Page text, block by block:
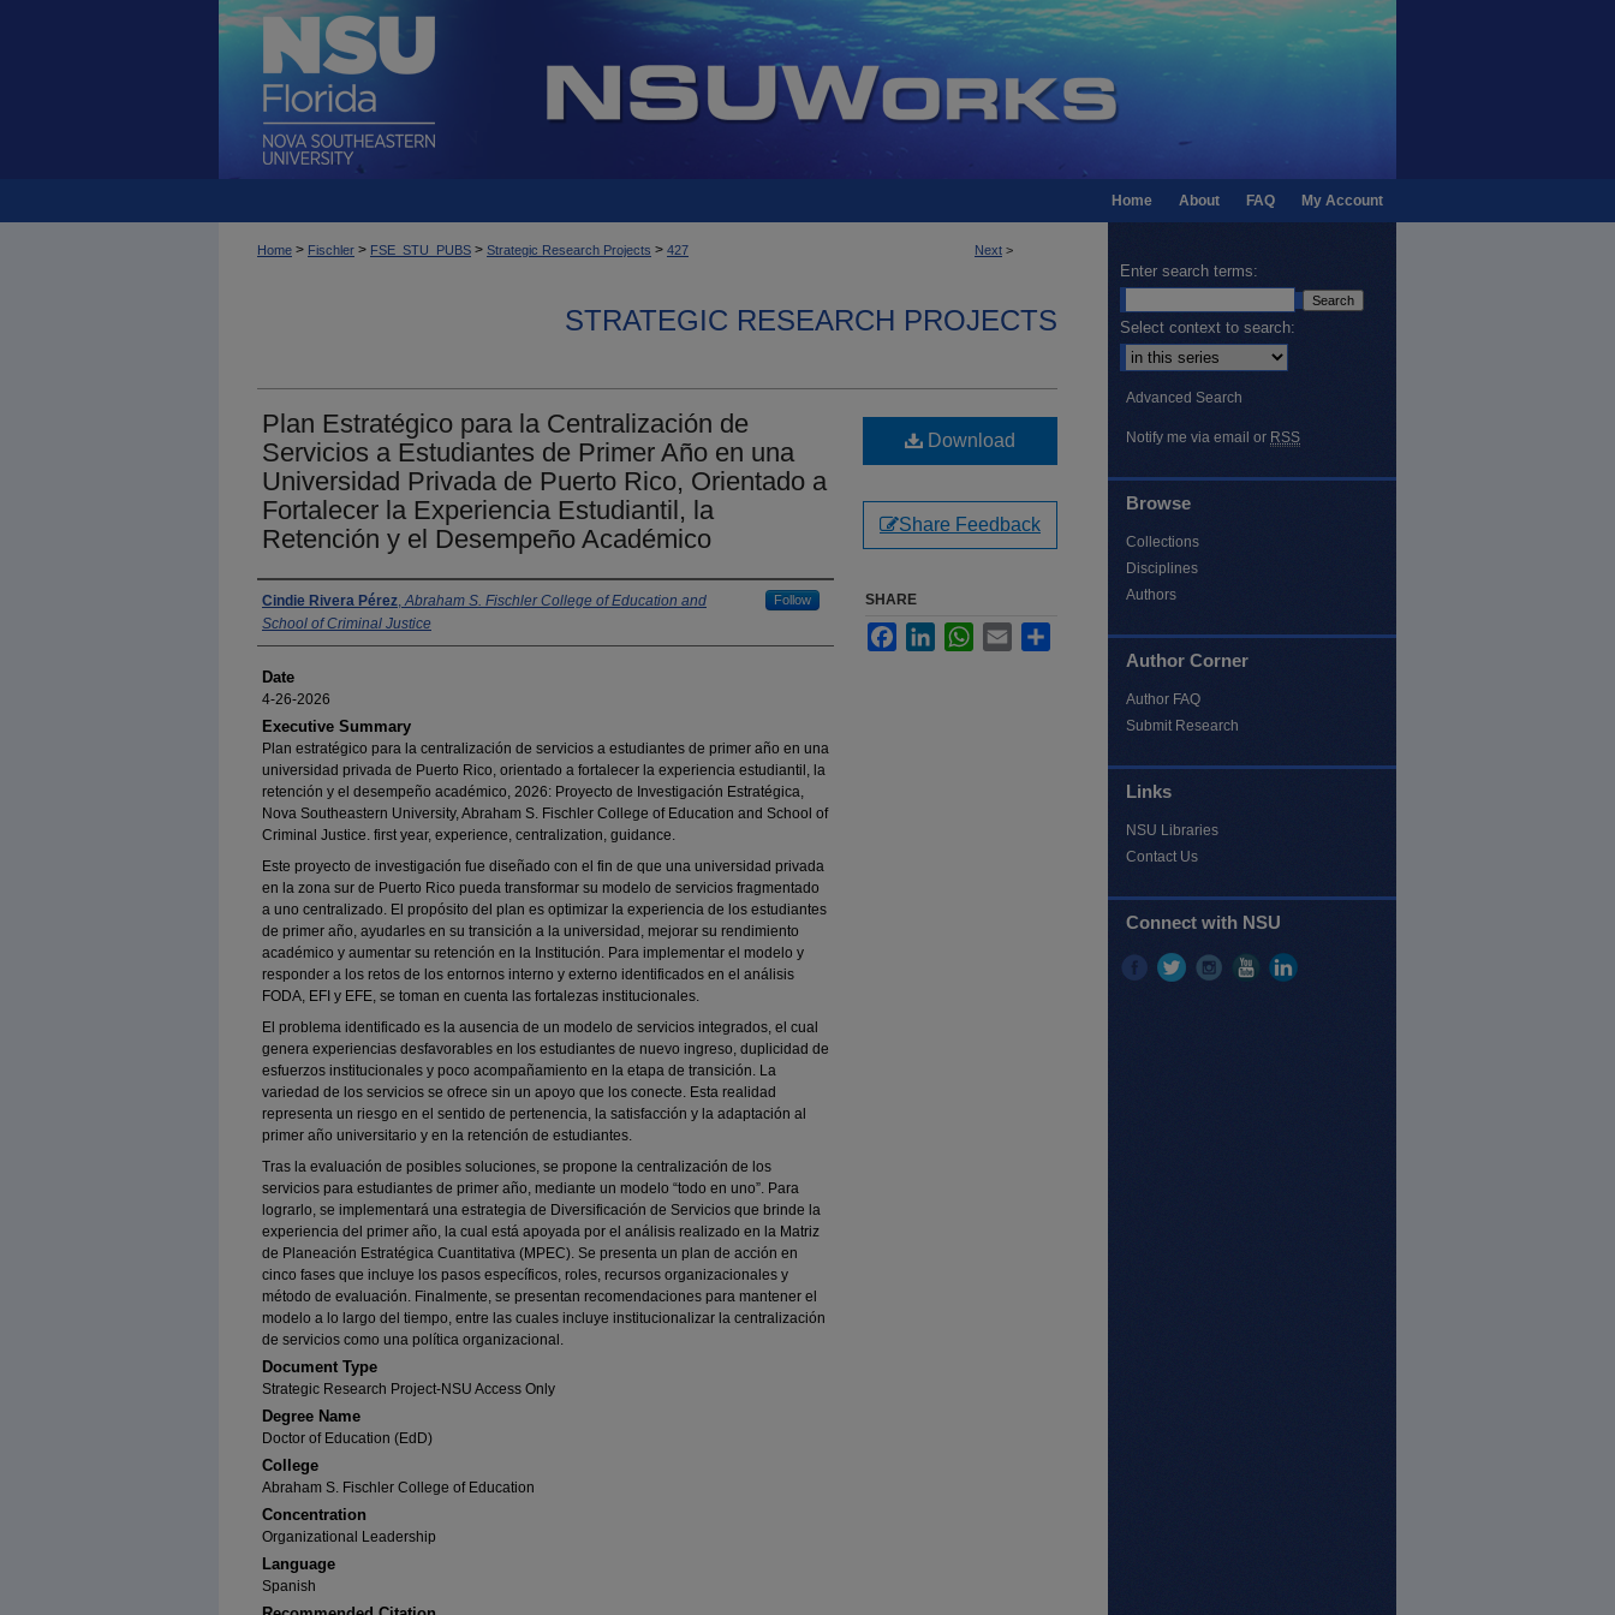
My Account
FAQ
About
Home
Next >
Home > Fischler > FSE_STU_PUBS > Strategic Research Projects > 427
STRATEGIC RESEARCH PROJECTS
Plan Estratégico para la Centralización de
Servicios a Estudiantes de Primer Año en una
Universidad Privada de Puerto Rico, Orientado a
Fortalecer la Experiencia Estudiantil, la
Retención y el Desempeño Académico
Author
Cindie Rivera Pérez,Abraham S. Fischler College of Education and
School of Criminal Justice
Follow
Date
4-26-2026
Executive Summary
Plan estratégico para la centralización de servicios a estudiantes de primer año en una
universidad privada de Puerto Rico, orientado a fortalecer la experiencia estudiantil, la
retención y el desempeño académico, 2026: Proyecto de Investigación Estratégica,
Nova Southeastern University, Abraham S. Fischler College of Education and School of
Criminal Justice. first year, experience, centralization, guidance.
Este proyecto de investigación fue diseñado con el fin de que una universidad privada
en la zona sur de Puerto Rico pueda transformar su modelo de servicios fragmentado
a uno centralizado. El propósito del plan es optimizar la experiencia de los estudiantes
de primer año, ayudarles en su transición a la universidad, mejorar su rendimiento
académico y aumentar su retención en la Institución. Para implementar el modelo y
responder a los retos de los entornos interno y externo identificados en el análisis
FODA, EFI y EFE, se toman en cuenta las fortalezas institucionales.
El problema identificado es la ausencia de un modelo de servicios integrados, el cual
genera experiencias desfavorables en los estudiantes de nuevo ingreso, duplicidad de
esfuerzos institucionales y poco acompañamiento en la etapa de transición. La
variedad de los servicios se ofrece sin un apoyo que los conecte. Esta realidad
representa un riesgo en el sentido de pertenencia, la satisfacción y la adaptación al
primer año universitario y en la retención de estudiantes.
Tras la evaluación de posibles soluciones, se propone la centralización de los
servicios para estudiantes de primer año, mediante un modelo “todo en uno”. Para
lograrlo, se implementará una estrategia de Diversificación de Servicios que brinde la
experiencia del primer año, la cual está apoyada por el análisis realizado en la Matriz
de Planeación Estratégica Cuantitativa (MPEC). Se presenta un plan de acción en
cinco fases que incluye los pasos específicos, roles, recursos organizacionales y
método de evaluación. Finalmente, se presentan recomendaciones para mantener el
modelo a lo largo del tiempo, entre las cuales incluye institucionalizar la centralización
de servicios como una política organizacional.
Document Type
Strategic Research Project-NSU Access Only
Degree Name
Doctor of Education (EdD)
College
Abraham S. Fischler College of Education
Concentration
Organizational Leadership
Language
Spanish
Download
Share Feedback
SHARE
FacebookLinkedInWhatsApp
Email
Enter search terms:
Select context to search:
Advanced Search
Notify me via email or RSS
Browse
Collections
Disciplines
Authors
Author Corner
Author FAQ
Submit Research
Links
NSU Libraries
Contact Us
Connect with NSU